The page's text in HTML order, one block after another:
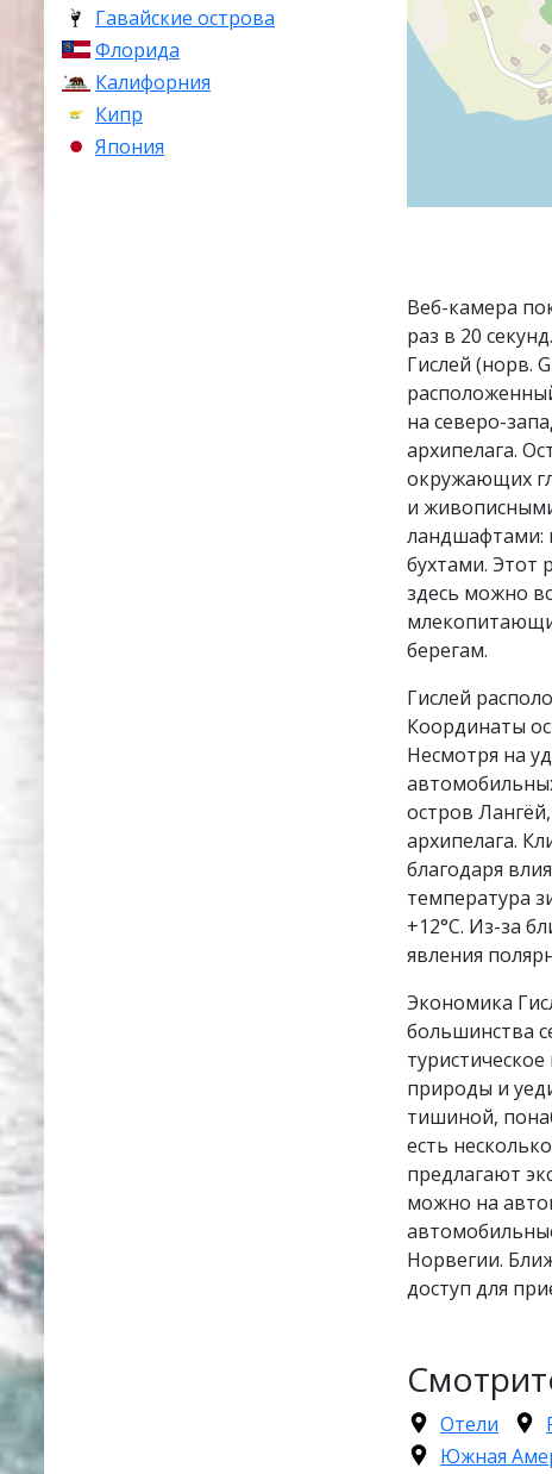
Гавайские острова
Флорида
Калифорния
Кипр
Япония
Веб-камера
раз в 20 секунд.
Гислей (норв.
на северо-
архипелага.
окружающих
и
ландшафтами:
бухтами. Этот
здесь можно
берегам.
Гислей
Координаты
Несмотря на
остров
архипелага.
благодаря
температура
+12°C. Из-за
явления
Экономика
большинства
природы и
тишиной,
есть
предлагают
можно на
Норвегии.
доступ для
Отели
Южная